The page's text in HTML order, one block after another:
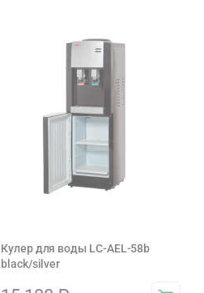
Кулер для воды LC-AEL-58b
black/silver